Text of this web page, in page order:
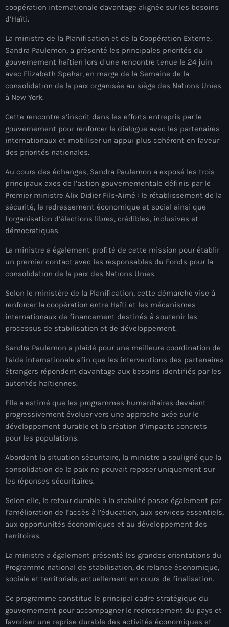
Blog Grid Sidebar
Contact
Archives
août 2026
juillet 2026
mai 2026
avril 2026
mars 2026
janvier 2026
novembre 2025
octobre 2025
août 2025
juillet 2025
juin 2025
mai 2025
avril 2025
mars 2025
février 2025
janvier 2025
décembre 2024
novembre 2024
octobre 2024
septembre 2024
août 2024
juillet 2024
coopération internationale davantage alignée sur les besoins
d’Haïti.
La ministre de la Planification et de la Coopération Externe,
Sandra Paulemon, a présenté les principales priorités du
gouvernement haïtien lors d’une rencontre tenue le 24 juin
avec Elizabeth Spehar, en marge de la Semaine de la
consolidation de la paix organisée au siège des Nations Unies
à New York.
Cette rencontre s’inscrit dans les efforts entrepris par le
gouvernement pour renforcer le dialogue avec les partenaires
internationaux et mobiliser un appui plus cohérent en faveur
des priorités nationales.
Au cours des échanges, Sandra Paulemon a exposé les trois
principaux axes de l’action gouvernementale définis par le
Premier ministre Alix Didier Fils-Aimé : le rétablissement de la
sécurité, le redressement économique et social ainsi que
l’organisation d’élections libres, crédibles, inclusives et
démocratiques.
La ministre a également profité de cette mission pour établir
un premier contact avec les responsables du Fonds pour la
consolidation de la paix des Nations Unies.
Selon le ministère de la Planification, cette démarche vise à
renforcer la coopération entre Haïti et les mécanismes
internationaux de financement destinés à soutenir les
processus de stabilisation et de développement.
Sandra Paulemon a plaidé pour une meilleure coordination de
l’aide internationale afin que les interventions des partenaires
étrangers répondent davantage aux besoins identifiés par les
autorités haïtiennes.
Elle a estimé que les programmes humanitaires devaient
progressivement évoluer vers une approche axée sur le
développement durable et la création d’impacts concrets
pour les populations.
Abordant la situation sécuritaire, la ministre a souligné que la
consolidation de la paix ne pouvait reposer uniquement sur
les réponses sécuritaires.
Selon elle, le retour durable à la stabilité passe également par
l’amélioration de l’accès à l’éducation, aux services essentiels,
aux opportunités économiques et au développement des
territoires.
La ministre a également présenté les grandes orientations du
Programme national de stabilisation, de relance économique,
sociale et territoriale, actuellement en cours de finalisation.
Ce programme constitue le principal cadre stratégique du
gouvernement pour accompagner le redressement du pays et
favoriser une reprise durable des activités économiques et